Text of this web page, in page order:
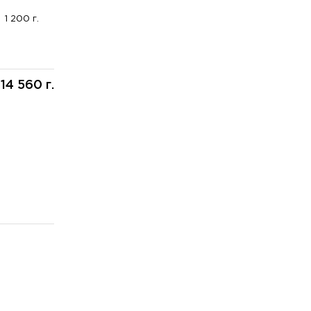
1 200 г.
14 560 г.